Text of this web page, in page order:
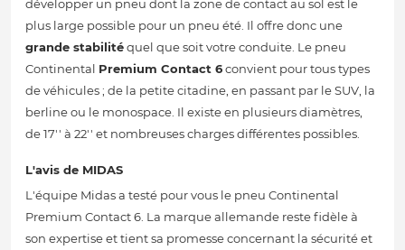
développer un pneu dont la zone de contact au sol est le
plus large possible pour un pneu été. Il offre donc une
grande stabilitéquel que soit votre conduite. Le pneu
Continental Premium Contact 6convient pour tous types
de véhicules ; de la petite citadine, en passant par le SUV, la
berline ou le monospace. Il existe en plusieurs diamètres,
de 17'' à 22'' et nombreuses charges différentes possibles.
L'avis de MIDAS
L'équipe Midas a testé pour vous le pneu Continental
Premium Contact 6. La marque allemande reste fidèle à
son expertise et tient sa promesse concernant la sécurité et